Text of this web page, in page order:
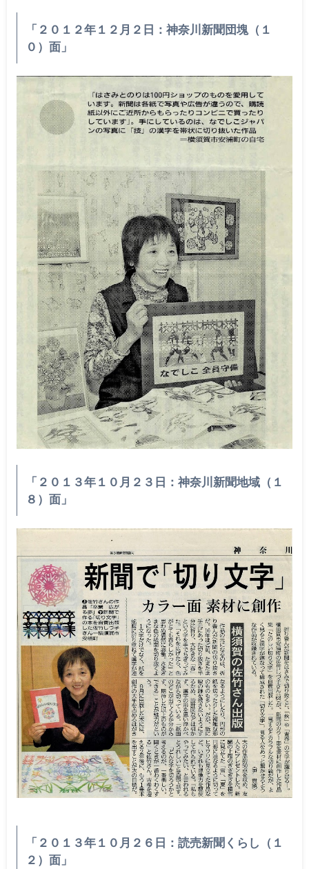
「２０１２年１２月２日：神奈川新聞団塊（１
０）面」
「２０１３年１０月２３日：神奈川新聞地域（１
８）面」
「２０１３年１０月２６日：読売新聞くらし（１
２）面」